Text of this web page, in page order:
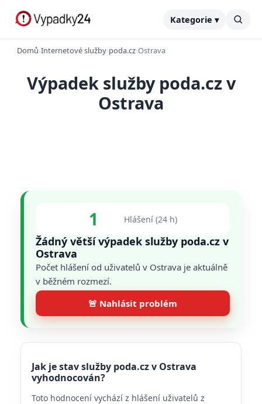
Kategorie ▾
Domů›Internetové služby›poda.cz›Ostrava
Výpadek služby poda.cz v
Ostrava
1 Hlášení (24 h)
Žádný větší výpadek služby poda.cz v
Ostrava
Počet hlášení od uživatelů v Ostrava je aktuálně
v běžném rozmezí.
🚨 Nahlásit problém
Jak je stav služby poda.cz v Ostrava
vyhodnocován?
Toto hodnocení vychází z hlášení uživatelů z